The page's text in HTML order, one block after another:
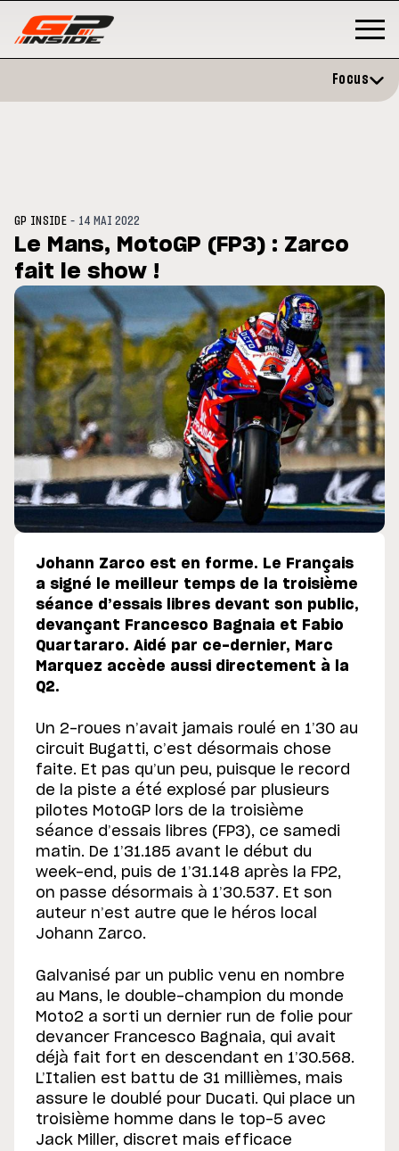
: Horaires et
du GP de Grande-
Zarco évite l'opération et vise
retour en septembre
Focus
GP INSIDE - 14 MAI 2022
Le Mans, MotoGP (FP3) : Zarco
fait le show !
Johann Zarco est en forme. Le Français
a signé le meilleur temps de la troisième
séance d’essais libres devant son public,
devançant Francesco Bagnaia et Fabio
Quartararo. Aidé par ce-dernier, Marc
Marquez accède aussi directement à la
Q2.
Un 2-roues n’avait jamais roulé en 1’30 au
circuit Bugatti, c’est désormais chose
faite. Et pas qu’un peu, puisque le record
de la piste a été explosé par plusieurs
pilotes MotoGP lors de la troisième
séance d’essais libres (FP3), ce samedi
matin. De 1’31.185 avant le début du
week-end, puis de 1’31.148 après la FP2,
on passe désormais à 1’30.537. Et son
auteur n’est autre que le héros local
Johann Zarco.
Galvanisé par un public venu en nombre
au Mans, le double-champion du monde
Moto2 a sorti un dernier run de folie pour
devancer Francesco Bagnaia, qui avait
déjà fait fort en descendant en 1’30.568.
L’Italien est battu de 31 millièmes, mais
assure le doublé pour Ducati. Qui place un
troisième homme dans le top-5 avec
Jack Miller, discret mais efficace